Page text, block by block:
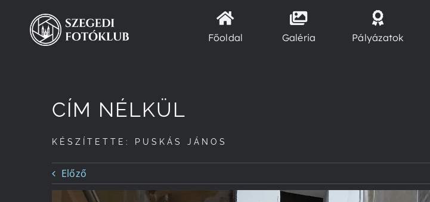
Kihagyás
Főoldal Galéria Pályázatok
CÍM NÉLKÜL
KÉSZÍTETTE: PUSKÁS JÁNOS
Előző